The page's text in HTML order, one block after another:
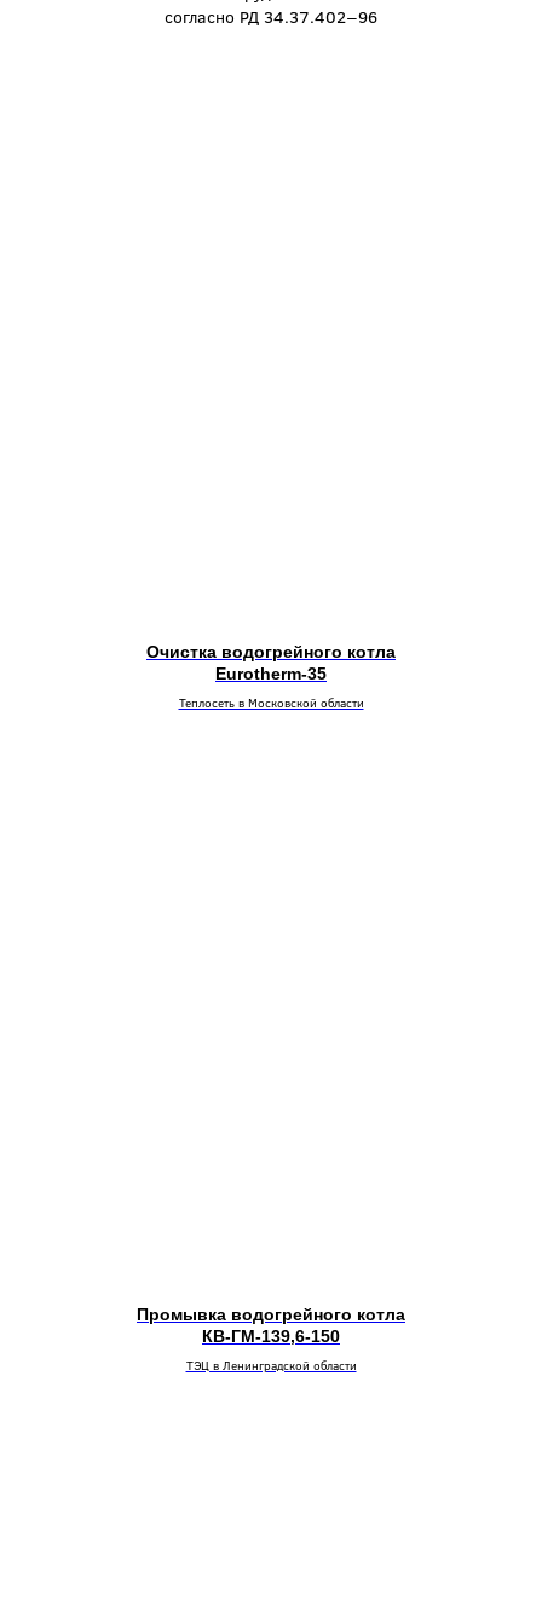
cогласно РД 34.37.402−96
Очистка водогрейного котла
Eurotherm-35
Теплосеть в Московской области
Промывка водогрейного котла
КВ-ГМ-139,6-150
ТЭЦ в Ленинградской области